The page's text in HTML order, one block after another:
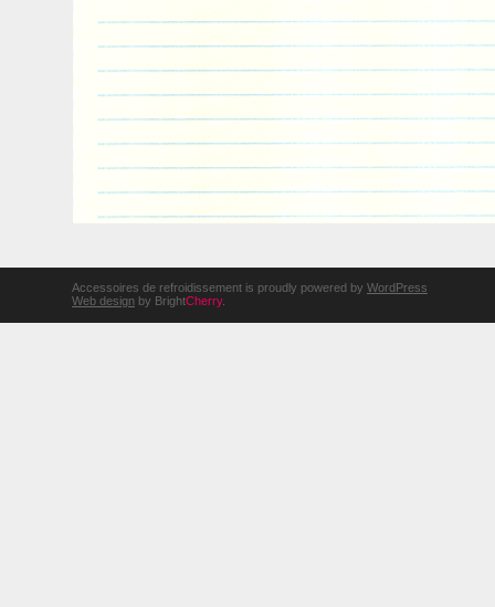
Accessoires de refroidissement is proudly powered by WordPress
Web design by BrightCherry.